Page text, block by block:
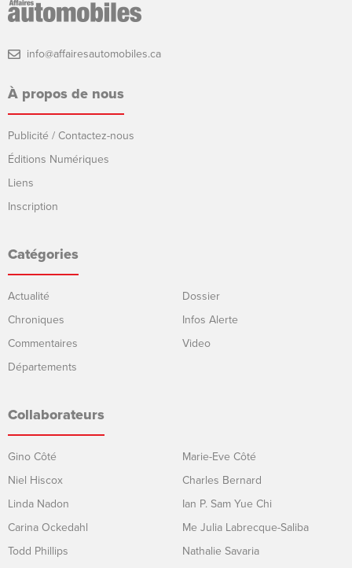
info@affairesautomobiles.ca
À propos de nous
Publicité / Contactez-nous
Éditions Numériques
Liens
Inscription
Catégories
Actualité
Chroniques
Commentaires
Départements
Dossier
Infos Alerte
Video
Collaborateurs
Gino Côté
Niel Hiscox
Linda Nadon
Carina Ockedahl
Todd Phillips
Marie-Eve Côté
Charles Bernard
Ian P. Sam Yue Chi
Me Julia Labrecque-Saliba
Nathalie Savaria